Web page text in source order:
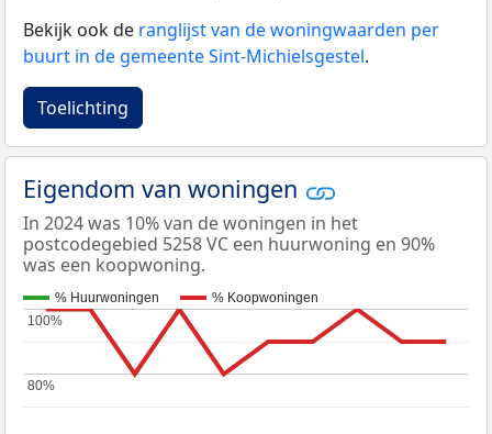
Bekijk ook de ranglijst van de woningwaarden per
buurt in de gemeente Sint-Michielsgestel.
Toelichting
Eigendom van woningen
In 2024 was 10% van de woningen in het
postcodegebied 5258 VC een huurwoning en 90%
was een koopwoning.
% Huurwoningen % Koopwoningen
80%
80%
100%
100%